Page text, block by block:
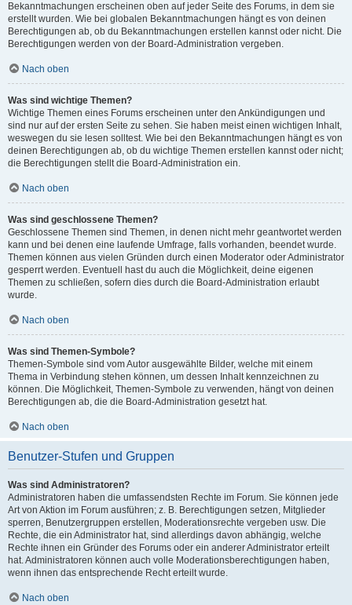
Bekanntmachungen erscheinen oben auf jeder Seite des Forums, in dem sie
erstellt wurden. Wie bei globalen Bekanntmachungen hängt es von deinen
Berechtigungen ab, ob du Bekanntmachungen erstellen kannst oder nicht. Die
Berechtigungen werden von der Board-Administration vergeben.
Nach oben
Was sind wichtige Themen?
Wichtige Themen eines Forums erscheinen unter den Ankündigungen und
sind nur auf der ersten Seite zu sehen. Sie haben meist einen wichtigen Inhalt,
weswegen du sie lesen solltest. Wie bei den Bekanntmachungen hängt es von
deinen Berechtigungen ab, ob du wichtige Themen erstellen kannst oder nicht;
die Berechtigungen stellt die Board-Administration ein.
Nach oben
Was sind geschlossene Themen?
Geschlossene Themen sind Themen, in denen nicht mehr geantwortet werden
kann und bei denen eine laufende Umfrage, falls vorhanden, beendet wurde.
Themen können aus vielen Gründen durch einen Moderator oder Administrator
gesperrt werden. Eventuell hast du auch die Möglichkeit, deine eigenen
Themen zu schließen, sofern dies durch die Board-Administration erlaubt
wurde.
Nach oben
Was sind Themen-Symbole?
Themen-Symbole sind vom Autor ausgewählte Bilder, welche mit einem
Thema in Verbindung stehen können, um dessen Inhalt kennzeichnen zu
können. Die Möglichkeit, Themen-Symbole zu verwenden, hängt von deinen
Berechtigungen ab, die die Board-Administration gesetzt hat.
Nach oben
Benutzer-Stufen und Gruppen
Was sind Administratoren?
Administratoren haben die umfassendsten Rechte im Forum. Sie können jede
Art von Aktion im Forum ausführen; z. B. Berechtigungen setzen, Mitglieder
sperren, Benutzergruppen erstellen, Moderationsrechte vergeben usw. Die
Rechte, die ein Administrator hat, sind allerdings davon abhängig, welche
Rechte ihnen ein Gründer des Forums oder ein anderer Administrator erteilt
hat. Administratoren können auch volle Moderationsberechtigungen haben,
wenn ihnen das entsprechende Recht erteilt wurde.
Nach oben